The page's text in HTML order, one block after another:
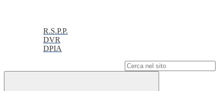
R.S.P.P.
DVR
DPIA